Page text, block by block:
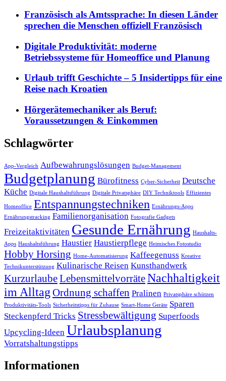
Französisch als Amtssprache: In diesen Länder
sprechen die Menschen offiziell Französisch
Digitale Produktivität: moderne
Betriebssysteme für Homeoffice und Planung
Urlaub trifft Geschichte – 5 Insidertipps für eine
Reise nach Kroatien
Hörgerätemechaniker als Beruf:
Voraussetzungen & Einkommen
Schlagwörter
App-Vergleich Aufbewahrungslösungen Budget-Management
Budgetplanung Bürofitness Cyber-Sicherheit Deutsche
Küche Digitale Haushaltsführung Digitale Privatsphäre DIY Techniktools Effizientes
Homeoffice Entspannungstechniken Ernährungs-Apps
Ernährungstracking Familienorganisation Fotografie Gadgets
Freizeitaktivitäten Gesunde Ernährung Haushalts-
Apps Haushaltsführung Haustier Haustierpflege Heimisches Fotostudio
Hobby Horsing Home-Automatisierung Kaffeegenuss Kreative
Technikunterstützung Kulinarische Reisen Kunsthandwerk
KurzurlaubeLebensmittelvorräteNachhaltigkeit
im Alltag Ordnung schaffen Pralinen Privatsphäre schützen
Produktivitäts-Tools Sicherheitstipps für Zuhause Smart-Home Geräte Sparen
Steckenpferd Tricks Stressbewältigung Superfoods
Upcycling-Ideen Urlaubsplanung
Vorratshaltungstipps
Informationen